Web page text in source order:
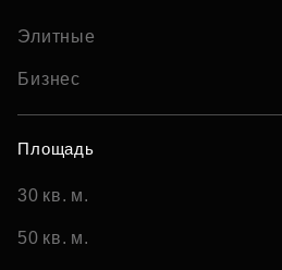
Элитные
Бизнес
Площадь
30 кв. м.
50 кв. м.